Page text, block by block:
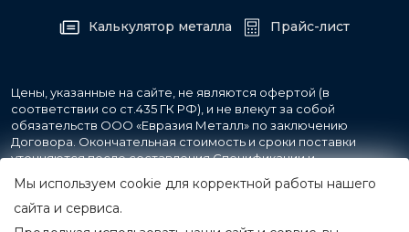
Калькулятор металла Прайс-лист
Цены, указанные на сайте, не являются офертой (в
соответствии со ст.435 ГК РФ), и не влекут за собой
обязательств ООО «Евразия Металл» по заключению
Договора. Окончательная стоимость и сроки поставки
уточняются после составления Спецификации и
фиксируются в Счете на оплату, а также Спецификации на
поставку товара.
Мы используем cookie для корректной работы нашего
сайта и сервиса.